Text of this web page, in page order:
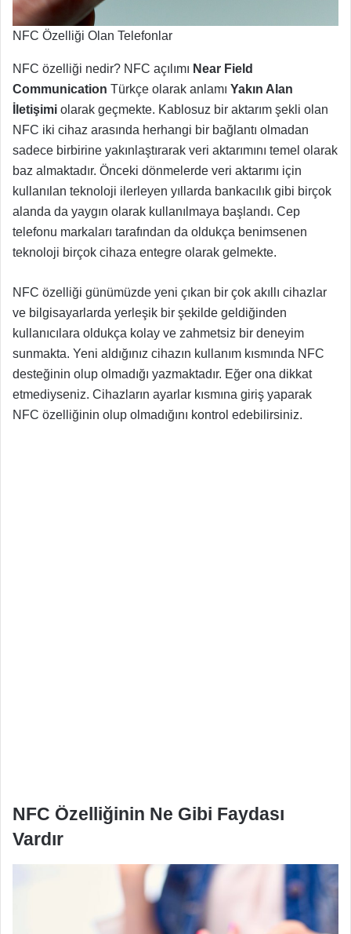
NFC Özelliği Olan Telefonlar
NFC özelliği nedir? NFC açılımı Near Field
Communication Türkçe olarak anlamı Yakın Alan
İletişimi olarak geçmekte. Kablosuz bir aktarım şekli olan
NFC iki cihaz arasında herhangi bir bağlantı olmadan
sadece birbirine yakınlaştırarak veri aktarımını temel olarak
baz almaktadır. Önceki dönmelerde veri aktarımı için
kullanılan teknoloji ilerleyen yıllarda bankacılık gibi birçok
alanda da yaygın olarak kullanılmaya başlandı. Cep
telefonu markaları tarafından da oldukça benimsenen
teknoloji birçok cihaza entegre olarak gelmekte.
NFC özelliği günümüzde yeni çıkan bir çok akıllı cihazlar
ve bilgisayarlarda yerleşik bir şekilde geldiğinden
kullanıcılara oldukça kolay ve zahmetsiz bir deneyim
sunmakta. Yeni aldığınız cihazın kullanım kısmında NFC
desteğinin olup olmadığı yazmaktadır. Eğer ona dikkat
etmediyseniz. Cihazların ayarlar kısmına giriş yaparak
NFC özelliğinin olup olmadığını kontrol edebilirsiniz.
NFC Özelliğinin Ne Gibi Faydası
Vardır